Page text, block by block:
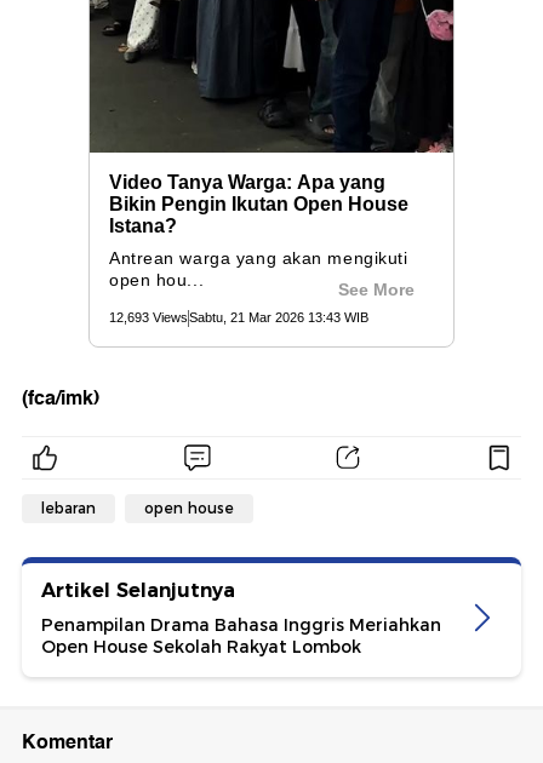
(fca/imk)
lebaran open house
Artikel Selanjutnya
Penampilan Drama Bahasa Inggris Meriahkan
Open House Sekolah Rakyat Lombok